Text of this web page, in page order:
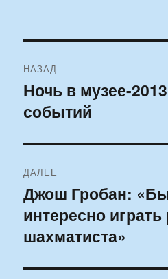
по
записям
НАЗАД
Предыдущая
запись:
Ночь в музее-
событий
ДАЛЕЕ
Следующая
запись:
Джош Гробан:
интересно играть
шахматиста»